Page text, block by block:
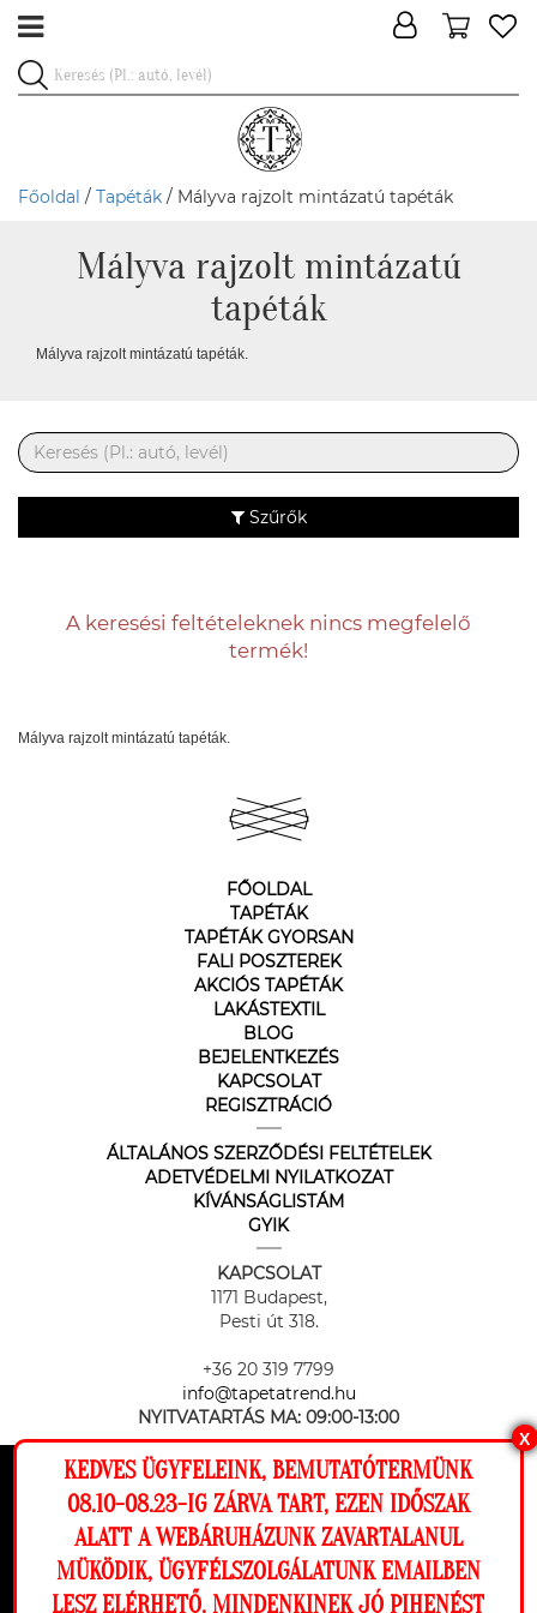
Ez a weboldal cookie-kat használ, hogy a
lehető legjobb élményt nyújtsa honlapunkon.
Beállítások
Főoldal / Tapéták / Mályva rajzolt mintázatú tapéták
Mályva rajzolt mintázatú
tapéták
Mályva rajzolt mintázatú tapéták.
Szűrők
A keresési feltételeknek nincs megfelelő
termék!
Mályva rajzolt mintázatú tapéták.
FŐOLDAL
TAPÉTÁK
TAPÉTÁK GYORSAN
FALI POSZTEREK
AKCIÓS TAPÉTÁK
LAKÁSTEXTIL
BLOG
BEJELENTKEZÉS
KAPCSOLAT
REGISZTRÁCIÓ
ÁLTALÁNOS SZERZŐDÉSI FELTÉTELEK
ADETVÉDELMI NYILATKOZAT
KÍVÁNSÁGLISTÁM
GYIK
KAPCSOLAT
1171 Budapest,
Pesti út 318.
+36 20 319 7799
info@tapetatrend.hu
NYITVATARTÁS MA: 09:00-13:00
Az online fizetést a Barion Payment Zrt. biztosítja, MNB engedély
száma: H-EN-I-1064/2013
X
KEDVES ÜGYFELEINK, BEMUTATÓTERMÜNK
08.10-08.23-IG ZÁRVA TART, EZEN IDŐSZAK
ALATT A WEBÁRUHÁZUNK ZAVARTALANUL
MÜKÖDIK, ÜGYFÉLSZOLGÁLATUNK EMAILBEN
LESZ ELÉRHETŐ. MINDENKINEK JÓ PIHENÉST